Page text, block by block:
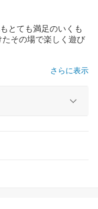
とても満足のいくも
その場で楽しく遊び
さらに表示